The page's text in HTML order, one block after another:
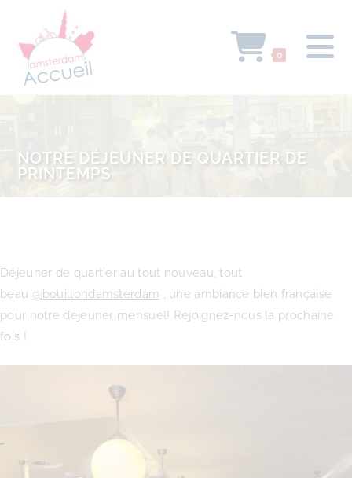
0
NOTRE DÉJEUNER DE QUARTIER DE
PRINTEMPS
Déjeuner de quartier au tout nouveau, tout
beau @bouillondamsterdam , une ambiance bien française
pour notre déjeuner mensuel! Rejoignez-nous la prochaine
fois !